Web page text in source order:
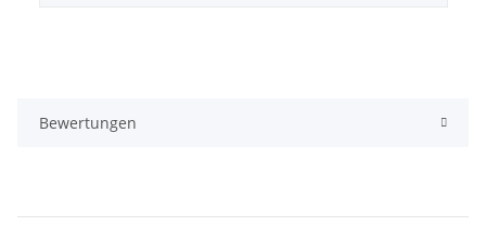
Bewertungen